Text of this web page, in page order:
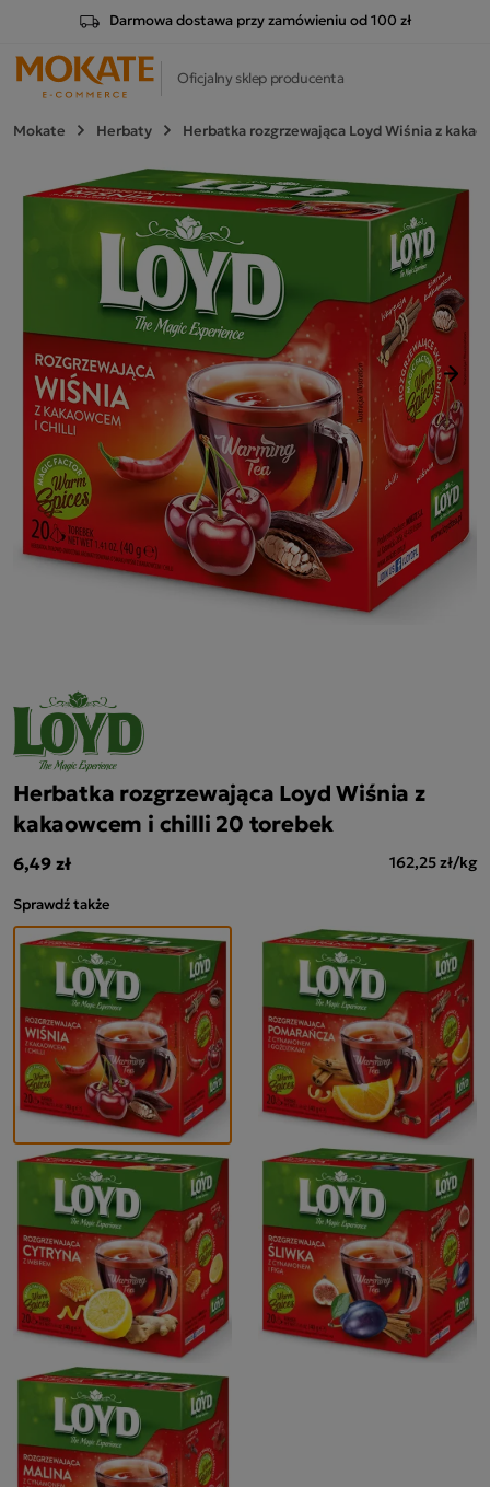
Darmowa dostawa przy zamówieniu od 100 zł
Oficjalny sklep producenta
Mokate Herbaty Herbatka rozgrzewająca Loyd Wiśnia z
Herbatka rozgrzewająca Loyd Wiśnia z
kakaowcem i chilli 20 torebek
6,49 zł 162,25 zł/kg
Sprawdź także